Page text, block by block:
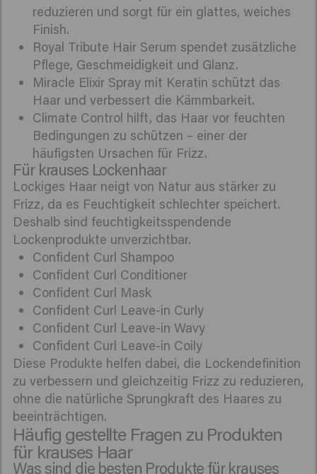
reduzieren und sorgt für ein glattes, weiches
Finish.
Royal Tribute Hair Serum spendet zusätzliche
Pflege, Geschmeidigkeit und Glanz.
Miracle Elixir Spray mit Keratin schützt das
Haar und verbessert die Kämmbarkeit.
Climate Control hilft, das Haar vor feuchten
Bedingungen zu schützen – einer der
häufigsten Ursachen für Frizz.
Für krauses Lockenhaar
Lockiges Haar neigt von Natur aus stärker zu
Frizz, da es Feuchtigkeit schlechter speichert.
Deshalb sind feuchtigkeitsspendende
Lockenprodukte unverzichtbar.
Confident Curl Shampoo
Confident Curl Conditioner
Confident Curl Mask
Confident Curl Leave-in Curly
Confident Curl Leave-in Wavy
Confident Curl Leave-in Coily
Diese Produkte helfen dabei, die Lockendefinition
zu verbessern und gleichzeitig Frizz zu reduzieren,
ohne die natürliche Sprungkraft des Haares zu
beeinträchtigen.
Häufig gestellte Fragen zu Produkten
für krauses Haar
Was sind die besten Produkte für krauses